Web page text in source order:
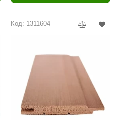
Код: 1311604